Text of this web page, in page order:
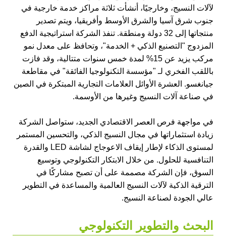
لآلات النسيج، وخارجيًا، أنشأت ثلاثة مراكز خدمة خارجية في
جنوب شرق آسيا والشرق الأوسط وأفريقيا، ويتم تصدير
منتجاتها إلى 32 دولة ومنطقة. تنفذ الشركة استراتيجية الدفع
المزدوج "التصنيع الذكي + الخدمة"، وتحافظ على معدل نمو
مركب يزيد عن 15% لمدة خمس سنوات متتالية، وقد فازت
باللقب الفخري لـ "مؤسسة التكنولوجيا الفائقة" في مقاطعة
جيانغسو. العشرة الأوائل العلامات التجارية المبتكرة في الصين
في صناعة آلات النسيج وغيرها من الأوسمة.
في مواجهة فرص العصر الاقتصادي الجديد، ستواصل الشركة
زيادة استثماراتها في مجال النسيج الذكي، والتحسين المستمر
لمستوى الذكاء لإطار إيقاف الاعوجاج لشاشة LED والقدرة
التنافسية للحلول. من خلال الابتكار التكنولوجي وتوسيع
السوق، فإن الشركة مصممة على أن تصبح مشاركًا في
الترقية الذكية لآلات النسيج العالمية والمساعدة في التطوير
عالي الجودة لصناعة النسيج.
البحث والتطوير التكنولوجي